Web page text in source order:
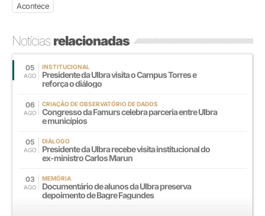
Acontece
Notíciasrelacionadas
05
AGO
INSTITUCIONAL
Presidente da Ulbra visita o Campus Torres e
reforça o diálogo
06
AGO
CRIAÇÃO DE OBSERVATÓRIO DE DADOS
Congresso da Famurs celebra parceria entre Ulbra
e municípios
05
AGO
DIÁLOGO
Presidente da Ulbra recebe visita institucional do
ex-ministro Carlos Marun
03
AGO
MEMÓRIA
Documentário de alunos da Ulbra preserva
depoimento de Bagre Fagundes